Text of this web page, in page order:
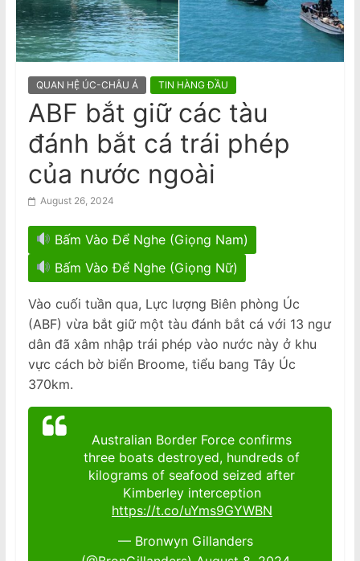
a
m
s
e
N
w
s
p
a
p
e
r
Tử vi tuần mới 12 cung hoàng đạo
10/8-16/8
QUAN HỆ ÚC-CHÂU Á TIN HÀNG ĐẦU
ABF bắt giữ các tàu
đánh bắt cá trái phép
của nước ngoài
August 26, 2024
Bấm Vào Để Nghe (Giọng Nam)
Bấm Vào Để Nghe (Giọng Nữ)
Vào cuối tuần qua, Lực lượng Biên phòng Úc
(ABF) vừa bắt giữ một tàu đánh bắt cá với 13 ngư
dân đã xâm nhập trái phép vào nước này ở khu
vực cách bờ biển Broome, tiểu bang Tây Úc
370km.
Australian Border Force confirms
three boats destroyed, hundreds of
kilograms of seafood seized after
Kimberley interception
https://t.co/uYms9GYWBN
— Bronwyn Gillanders